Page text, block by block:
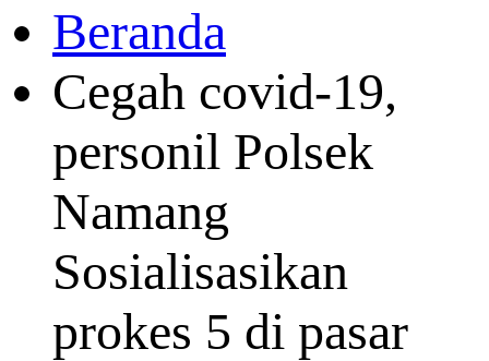
Beranda
Cegah covid-19,
personil Polsek
Namang
Sosialisasikan
prokes 5 di pasar